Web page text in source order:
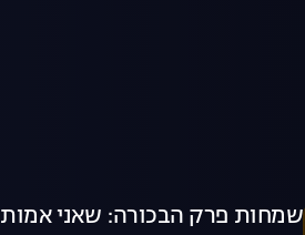
שמחות פרק הבכורה: שאני אמות